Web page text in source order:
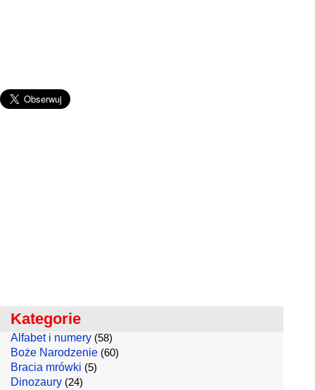
Kategorie
Alfabet i numery (58)
Boże Narodzenie (60)
Bracia mrówki (5)
Dinozaury (24)